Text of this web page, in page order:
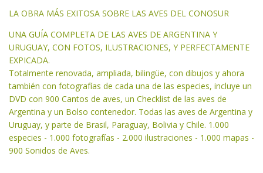
LA OBRA MÁS EXITOSA SOBRE LAS AVES DEL CONOSUR
UNA GUÍA COMPLETA DE LAS AVES DE ARGENTINA Y
URUGUAY, CON FOTOS, ILUSTRACIONES, Y PERFECTAMENTE
EXPICADA.
Totalmente renovada, ampliada, bilingüe, con dibujos y ahora
también con fotografías de cada una de las especies, incluye un
DVD con 900 Cantos de aves, un Checklist de las aves de
Argentina y un Bolso contenedor. Todas las aves de Argentina y
Uruguay, y parte de Brasil, Paraguay, Bolivia y Chile. 1.000
especies - 1.000 fotografías - 2.000 ilustraciones - 1.000 mapas -
900 Sonidos de Aves.